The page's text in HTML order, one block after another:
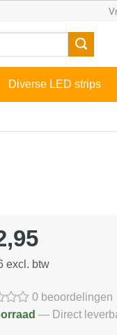
Diverse LED strips
excl. btw
0 beoordelingen
— Direct